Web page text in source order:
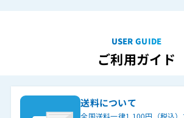
USER GUIDE
ご利用ガイド
送料について
全国送料一律1,100円（税込）